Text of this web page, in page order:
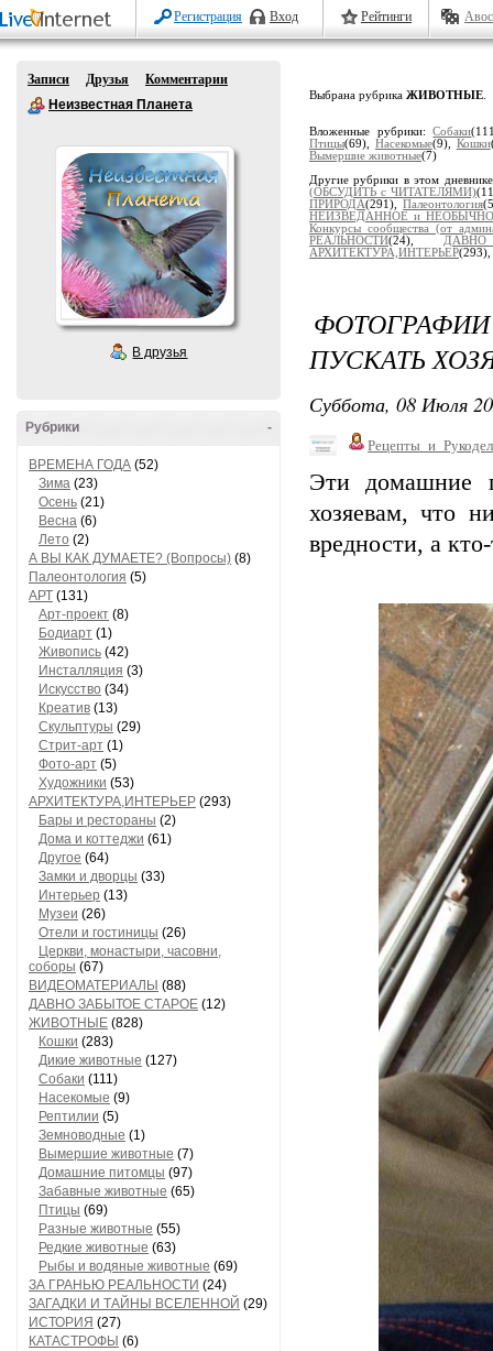
Регистрация Вход Рейтинги
Записи Друзья
Комментарии
Неизвестная Планета
В друзья
-
Рубрики
ВРЕМЕНА ГОДА (52)
Зима (23)
Осень (21)
Весна (6)
Лето (2)
А ВЫ КАК ДУМАЕТЕ? (Вопросы) (8)
Палеонтология (5)
АРТ (131)
Арт-проект (8)
Бодиарт (1)
Живопись (42)
Инсталляция (3)
Искусство (34)
Креатив (13)
Скульптуры (29)
Стрит-арт (1)
Фото-арт (5)
Художники (53)
АРХИТЕКТУРА,ИНТЕРЬЕР (293)
Бары и рестораны (2)
Дома и коттеджи (61)
Другое (64)
Замки и дворцы (33)
Интерьер (13)
Музеи (26)
Отели и гостиницы (26)
Церкви, монастыри, часовни,
соборы (67)
ВИДЕОМАТЕРИАЛЫ (88)
ДАВНО ЗАБЫТОЕ СТАРОЕ (12)
ЖИВОТНЫЕ (828)
Кошки (283)
Дикие животные (127)
Собаки (111)
Насекомые (9)
Рептилии (5)
Земноводные (1)
Вымершие животные (7)
Домашние питомцы (97)
Забавные животные (65)
Птицы (69)
Разные животные (55)
Редкие животные (63)
Рыбы и водяные животные (69)
ЗА ГРАНЬЮ РЕАЛЬНОСТИ (24)
ЗАГАДКИ И ТАЙНЫ ВСЕЛЕННОЙ (29)
ИСТОРИЯ (27)
КАТАСТРОФЫ (6)
Выбрана рубрика ЖИВОТНЫЕ
Вложенные рубрики:Собаки
Птицы(69), Насекомые(9), Кошки
Вымершие животные(7)
Другие рубрики в этом
(ОБСУДИТЬ с ЧИТАТЕЛЯМИ)
ПРИРОДА(291),Палеонтология
НЕИЗВЕДАННОЕ и
Конкурсы сообщества (от
РЕАЛЬНОСТИ(24),
АРХИТЕКТУРА,ИНТЕРЬЕР(293),
ПУСКАТЬ
Суббота, 08 Июля
Эти домашние
хозяевам, что
вредности, а